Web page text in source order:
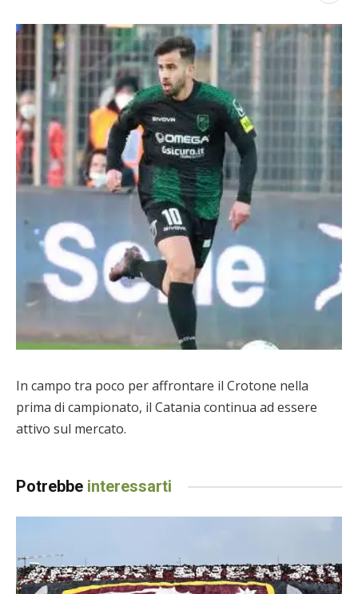
In campo tra poco per affrontare il Crotone nella
prima di campionato, il Catania continua ad essere
attivo sul mercato.
Potrebbe interessarti